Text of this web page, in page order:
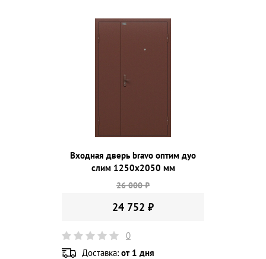
Входная дверь bravo оптим дуо
слим 1250х2050 мм
26 000 ₽
24 752 ₽
0
Доставка: от 1 дня